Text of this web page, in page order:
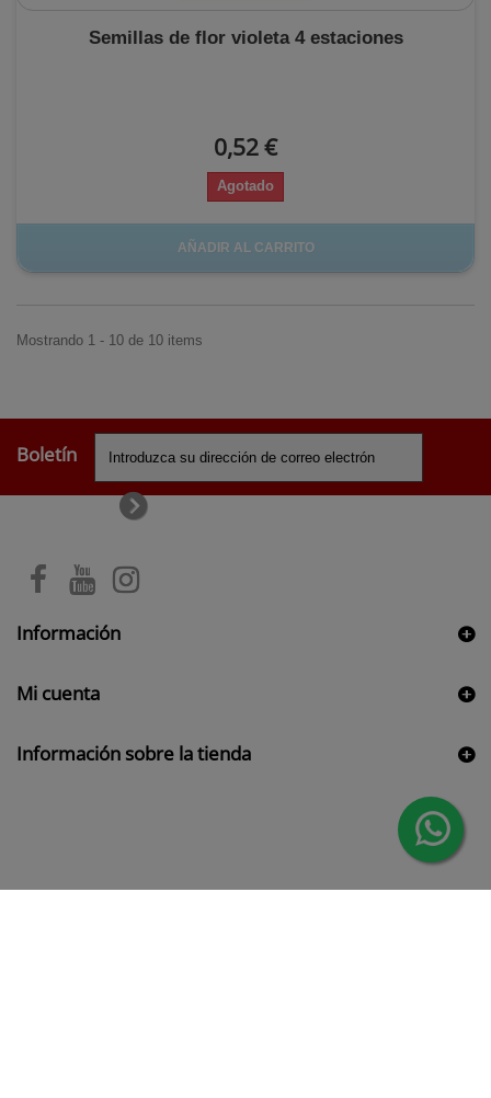
Semillas de flor violeta 4 estaciones
0,52 €
Agotado
AÑADIR AL CARRITO
Mostrando 1 - 10 de 10 items
Boletín
Información
Mi cuenta
Información sobre la tienda